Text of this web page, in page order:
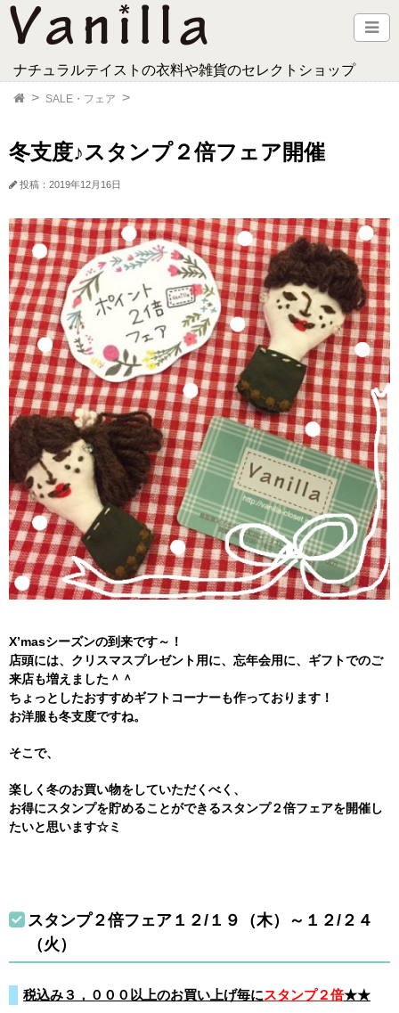
ナチュラルテイストの衣料や雑貨のセレクトショップ
SALE・フェア
冬支度♪スタンプ２倍フェア開催
投稿：2019年12月16日
X’masシーズンの到来です～！
店頭には、クリスマスプレゼント用に、忘年会用に、ギフトでのご
来店も増えました＾＾
ちょっとしたおすすめギフトコーナーも作っております！
お洋服も冬支度ですね。
そこで、
楽しく冬のお買い物をしていただくべく、
お得にスタンプを貯めることができるスタンプ２倍フェアを開催し
たいと思います☆ミ
スタンプ２倍フェア１２/１９（木）～１２/２４
（火）
税込み３，０００以上のお買い上げ毎にスタンプ２倍★★